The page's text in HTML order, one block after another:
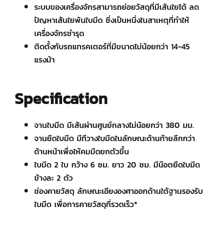
ระบบของเครื่องจักรสามารถย่อยวัสดุที่มีเส้นใยได้ ลด
ปัญหาเส้นใยพันใบมีด ซึ่งเป็นหนึ่งในสาเหตุที่ทำให้
เครื่องจักรชำรุด
ติดตั้งกับรถแทรคเตอร์ที่มีขนาดไม่น้อยกว่า 14-45
แรงม้า
Specification
จานใบมีด มีเส้นผ่านศูนย์กลางไม่น้อยกว่า 380 มม.
จานยึดใบมีด มีทีวางใบมีดในลักษณะด้านท้ายลึกกว่า
ด้านหน้าเพื่อให้คมมีดยกตัวขึ้น
ใบมีด 2 ใบ กว้าง 6 ซม. ยาว 20 ซม. มีน๊อตยึดใบมีด
ข้างละ 2 ตัว
ช่องคายวัสดุ ลักษณะเอียงองศาออกด้านใต้ฐานรองรับ
ใบมีด เพื่อการคายวัสดุที่รวดเร็ว*